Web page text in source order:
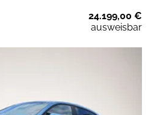
24.199,00 €
ausweisbar